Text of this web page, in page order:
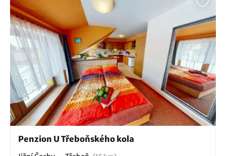
Penzion U Třeboňského kola